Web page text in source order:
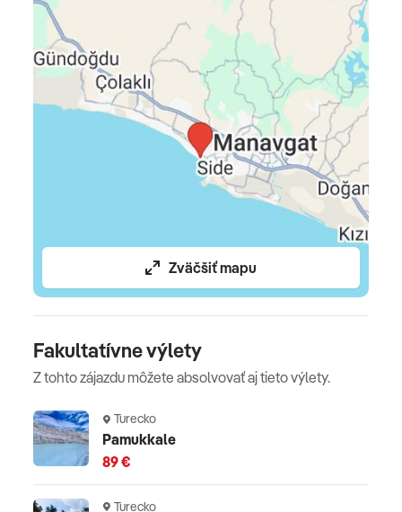
podľa počtu zvolených nocí, stravovanie podľa typu
kapacity, poistenie insolventnosti, delegáta CK na
telefóne 24/7
Celková cena nezahŕňa
Komplexné cestovné poistenie
Oficiálne hodnotenie
Zväčšiť mapu
Fakultatívne výlety
Z tohto zájazdu môžete absolvovať aj tieto výlety.
Turecko
Pamukkale
89 €
Turecko